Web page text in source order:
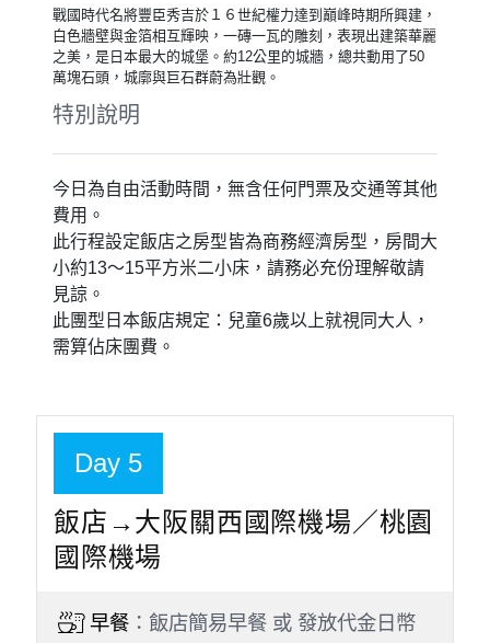
早玩到晚！除了現在最夯的「超級任天堂世界」、「可愛小小
兵樂園」、「哈利波特魔法世界」之外，還有紐約、好萊塢、
舊金山、侏儸紀公園等主題樂園！
【自費推薦】大阪新世界
新世界是 大阪“令人耳目一新的世界”， 這是一座歷史可追溯
到1912年的古老娛樂區域，位於天王寺是與眾不同的老街
情。新世界有多間串炸餐廳，是代表大阪的味道之一。
【自費推薦】阿倍野HARUKAS展望
台
為大阪新景點，2014全新開幕，緊鄰著JR及各線地鐵，大樓
樓下是天王寺站及阿倍野橋站，此棟主要是百貨樓層由地下2
樓到地上14樓包含美食街、名店、餐廳、知名甜點店、服飾、
白色牆壁與金箔相互輝映，一磚一瓦的雕刻，表現出建築華麗
萬塊石頭，城廓與巨石群蔚為壯觀。
特別說明
今日為自由活動時間，無含任何門票及交通等其他